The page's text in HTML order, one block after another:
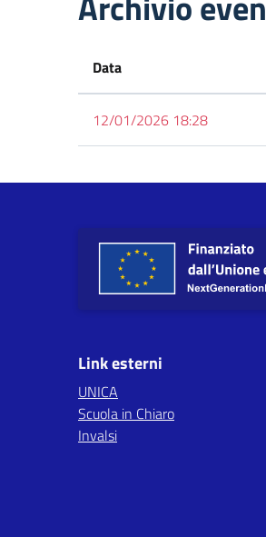
Data
12/01/2026 18:28
Link esterni
UNICA
Scuola in Chiaro
Invalsi